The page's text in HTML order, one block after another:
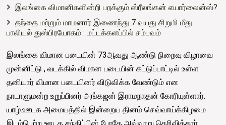
இலங்கை விமானிகளின்றி பறக்கும் ஸ்ரீலங்கன் எயார்லைன்ஸ்?
தந்தை மற்றும் மாமனார் இணைந்து 7 வயது சிறுமி மீது
பாலியல் துஸ்பிரயோகம் : மட்டக்களப்பில் சம்பவம்
இலங்கை விமான படையின் 73ஆவது ஆண்டு நிறைவு விழாவை
முன்னிட்டு , வடக்கில் விமான படையின் கட்டுப்பாட்டில் உள்ள
தனியார் விமான படையினர் விடுவிக்க வேண்டும் என
நாடாளுமன்ற உறுப்பினர் அங்கஜன் இராமநாதன் கோரியுள்ளார்.
யாழ்.ஊடக அமையத்தில் இன்றைய தினம் செவ்வாய்க்கிழமை